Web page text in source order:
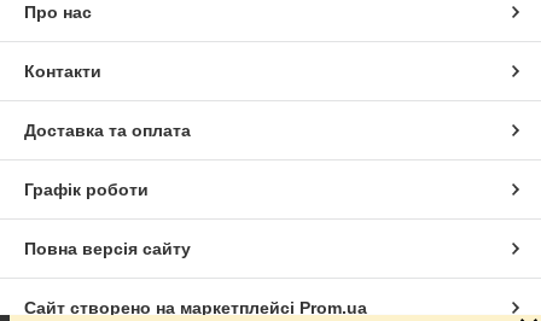
Про нас
Контакти
Доставка та оплата
Графік роботи
Повна версія сайту
Сайт створено на маркетплейсі Prom.ua